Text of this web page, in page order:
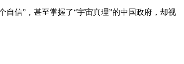
自信”，甚至掌握了“宇宙真理”的中国政府，却视